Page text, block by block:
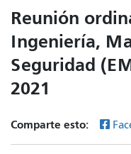
Reunión
Ingeniería,
Seguridad
2021
Comparte esto: